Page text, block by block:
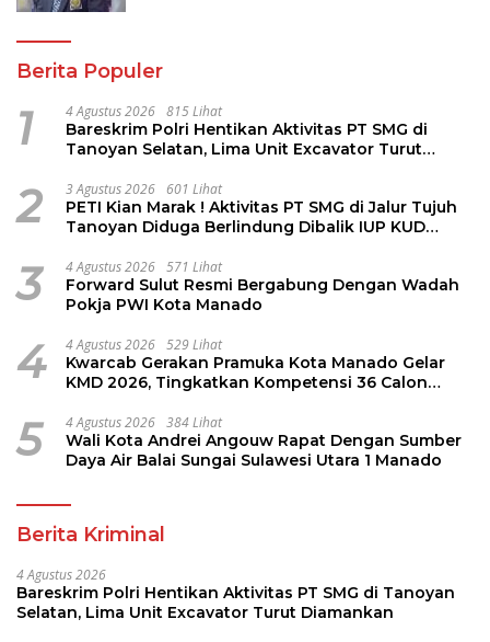
Berita Populer
1 4 Agustus 2026 815 Lihat
Bareskrim Polri Hentikan Aktivitas PT SMG di
Tanoyan Selatan, Lima Unit Excavator Turut
2 3 Agustus 2026 601 Lihat
PETI Kian Marak ! Aktivitas PT SMG di Jalur Tujuh
Tanoyan Diduga Berlindung Dibalik IUP KUD
3 4 Agustus 2026 571 Lihat
Forward Sulut Resmi Bergabung Dengan Wadah
Pokja PWI Kota Manado
4 4 Agustus 2026 529 Lihat
Kwarcab Gerakan Pramuka Kota Manado Gelar
KMD 2026, Tingkatkan Kompetensi 36 Calon
5 4 Agustus 2026 384 Lihat
Wali Kota Andrei Angouw Rapat Dengan Sumber
Daya Air Balai Sungai Sulawesi Utara 1 Manado
Berita Kriminal
4 Agustus 2026
Bareskrim Polri Hentikan Aktivitas PT SMG di Tanoyan
Selatan, Lima Unit Excavator Turut Diamankan